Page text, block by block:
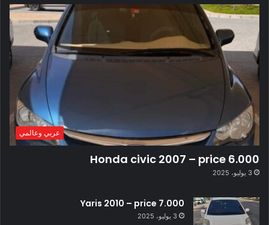
عربي وعالمي
Honda civic 2007 – price 6.000
3 يوليو، 2025
Yaris 2010 – price 7.000
3 يوليو، 2025